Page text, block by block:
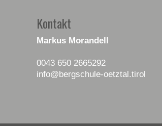
Kontakt
Markus Morandell
0043 650 2665292
info@bergschule-oetztal .tirol